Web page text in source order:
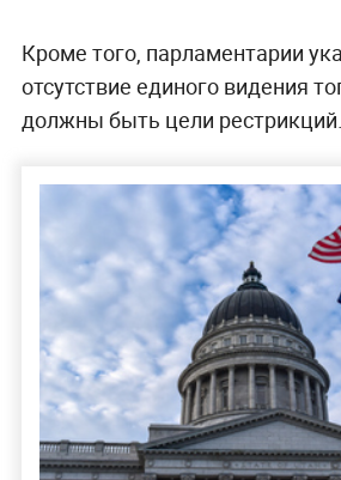
Кроме того, парламентарии
отсутствие единого видения
должны быть цели рестрикций.